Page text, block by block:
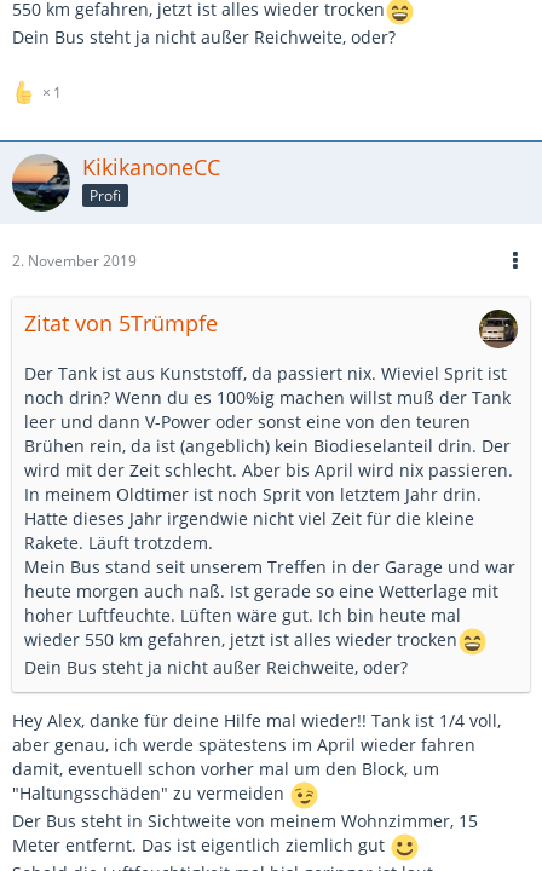
550 km gefahren, jetzt ist alles wieder trocken
Dein Bus steht ja nicht außer Reichweite, oder?
1
KikikanoneCC
Profi
2. November 2019
Zitat von 5Trümpfe
Der Tank ist aus Kunststoff, da passiert nix. Wieviel Sprit ist
noch drin? Wenn du es 100%ig machen willst muß der Tank
leer und dann V-Power oder sonst eine von den teuren
Brühen rein, da ist (angeblich) kein Biodieselanteil drin. Der
wird mit der Zeit schlecht. Aber bis April wird nix passieren.
In meinem Oldtimer ist noch Sprit von letztem Jahr drin.
Hatte dieses Jahr irgendwie nicht viel Zeit für die kleine
Rakete. Läuft trotzdem.
Mein Bus stand seit unserem Treffen in der Garage und war
heute morgen auch naß. Ist gerade so eine Wetterlage mit
hoher Luftfeuchte. Lüften wäre gut. Ich bin heute mal
wieder 550 km gefahren, jetzt ist alles wieder trocken
Dein Bus steht ja nicht außer Reichweite, oder?
Hey Alex, danke für deine Hilfe mal wieder!! Tank ist 1/4 voll,
aber genau, ich werde spätestens im April wieder fahren
damit, eventuell schon vorher mal um den Block, um
"Haltungsschäden" zu vermeiden
Der Bus steht in Sichtweite von meinem Wohnzimmer, 15
Meter entfernt. Das ist eigentlich ziemlich gut